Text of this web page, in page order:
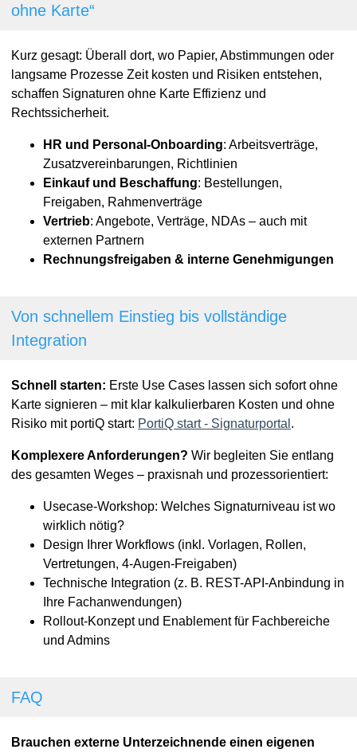
ohne Karte“
Kurz gesagt: Überall dort, wo Papier, Abstimmungen oder
langsame Prozesse Zeit kosten und Risiken entstehen,
schaffen Signaturen ohne Karte Effizienz und
Rechtssicherheit.
HR und Personal-Onboarding: Arbeitsverträge,
Zusatzvereinbarungen, Richtlinien
Einkauf und Beschaffung: Bestellungen,
Freigaben, Rahmenverträge
Vertrieb: Angebote, Verträge, NDAs – auch mit
externen Partnern
Rechnungsfreigaben & interne Genehmigungen
Von schnellem Einstieg bis vollständige
Integration
Schnell starten: Erste Use Cases lassen sich sofort ohne
Karte signieren – mit klar kalkulierbaren Kosten und ohne
Risiko mit portiQ start: PortiQ start - Signaturportal .
Komplexere Anforderungen? Wir begleiten Sie entlang
des gesamten Weges – praxisnah und prozessorientiert:
Usecase-Workshop: Welches Signaturniveau ist wo
wirklich nötig?
Design Ihrer Workflows (inkl. Vorlagen, Rollen,
Vertretungen, 4-Augen-Freigaben)
Technische Integration (z. B. REST-API-Anbindung in
Ihre Fachanwendungen)
Rollout-Konzept und Enablement für Fachbereiche
und Admins
FAQ
Brauchen externe Unterzeichnende einen eigenen